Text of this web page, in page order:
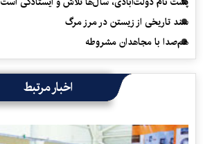
سند تاریخی از زیستن در مرز مرگ
هم‌صدا با مجاهدان مشروطه
اخبار مرتبط